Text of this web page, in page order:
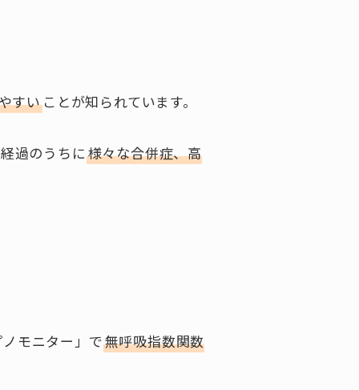
すいことが知られています。
過のうちに様々な合併症、高
モニター」で無呼吸指数関数